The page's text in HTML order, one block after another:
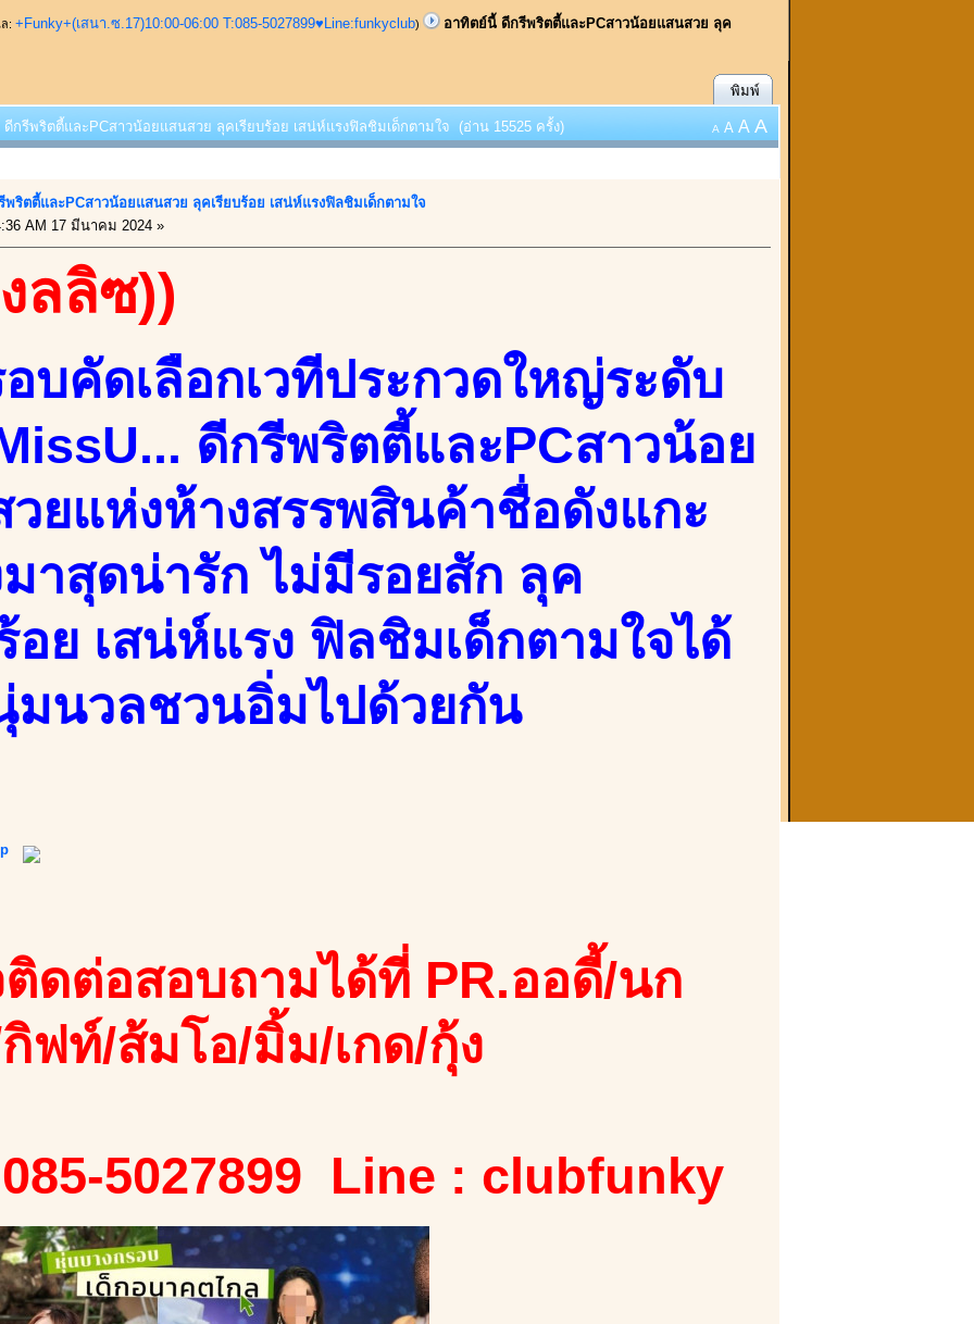
: +Funky+(เสนา.ซ.17)10:00-06:00 T:085-5027899♥Line:funkyclub) อาทิตย์นี้ ดีกรีพริตตี้และPCสาวน้อยแสนสวย ลุค
พิมพ์
กรีพริตตี้และPCสาวน้อยแสนสวย ลุคเรียบร้อย เสน่ห์แรงฟิลชิมเด็กตามใจ (อ่าน 15525 ครั้ง) A A A A
ริตตี้และPCสาวน้อยแสนสวย ลุคเรียบร้อย เสน่ห์แรงฟิลชิมเด็กตามใจ
AM 17 มีนาคม 2024 »
ลลิซ))
บคัดเลือกเวทีประกวดใหญ่ระดับ
ดีกรีพริตตี้และPCสาวน้อย
ยแห่งห้างสรรพสินค้าชื่อดังแกะ
าสุดน่ารัก ไม่มีรอยสัก ลุค
อย เสน่ห์แรง ฟิลชิมเด็กตามใจได้
นวลชวนอิ่มไปด้วยกัน
ดต่อสอบถามได้ที่ PR.ออดี้/นก
กิฟท์/ส้มโอ/มิ้ม/เกด/กุ้ง
5027899 Line : clubfunky